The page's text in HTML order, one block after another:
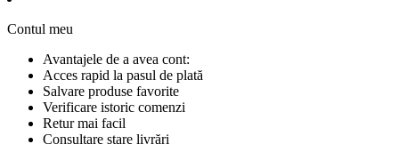
Contul meu
Avantajele de a avea cont:
Acces rapid la pasul de plată
Salvare produse favorite
Verificare istoric comenzi
Retur mai facil
Consultare stare livrări